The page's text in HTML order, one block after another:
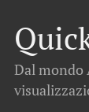
Dal mondo